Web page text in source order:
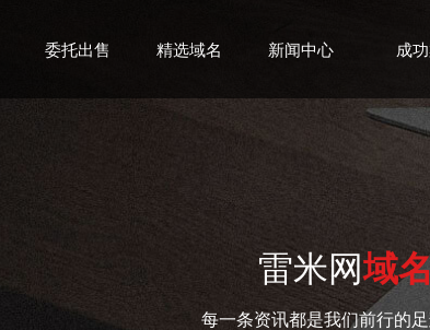
委托出售 精选域名 新闻中心 成
雷米网域名
每一条资讯都是我们前行的